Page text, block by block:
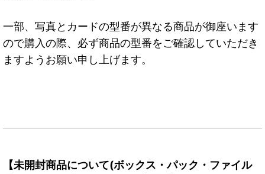
一部、写真とカードの型番が異なる商品が御座います
ので購入の際、必ず商品の型番をご確認していただき
ますようお願い申し上げます。
【未開封商品について(ボックス・パック・ファイル